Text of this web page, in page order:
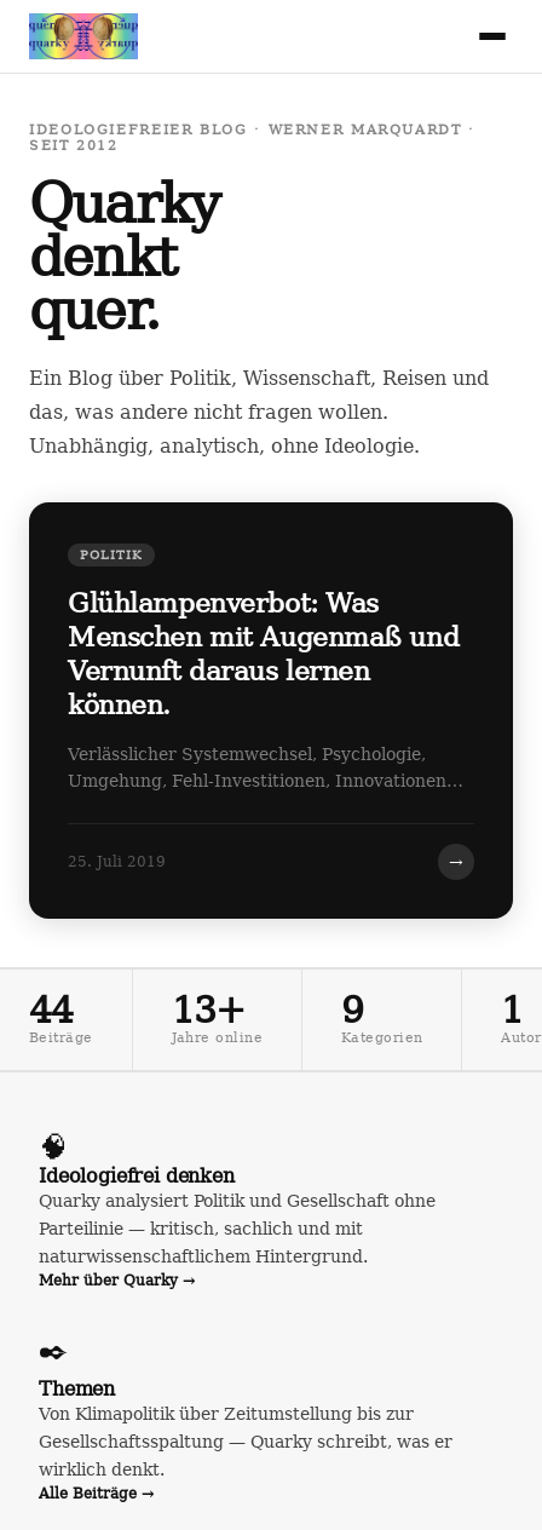
IDEOLOGIEFREIER BLOG · WERNER MARQUARDT ·
SEIT 2012
Quarky
denkt
quer.
Ein Blog über Politik, Wissenschaft, Reisen und
das, was andere nicht fragen wollen.
Unabhängig, analytisch, ohne Ideologie.
POLITIK
Glühlampenverbot: Was
Menschen mit Augenmaß und
Vernunft daraus lernen
können.
Verlässlicher Systemwechsel, Psychologie,
Umgehung, Fehl-Investitionen, Innovationen…
25. Juli 2019 →
44
Beiträge
13+
Jahre online
9
Kategorien
1
Autor
🧠
Ideologiefrei denken
Quarky analysiert Politik und Gesellschaft ohne
Parteilinie — kritisch, sachlich und mit
naturwissenschaftlichem Hintergrund.
Mehr über Quarky →
✒️
Themen
Von Klimapolitik über Zeitumstellung bis zur
Gesellschaftsspaltung — Quarky schreibt, was er
wirklich denkt.
Alle Beiträge →